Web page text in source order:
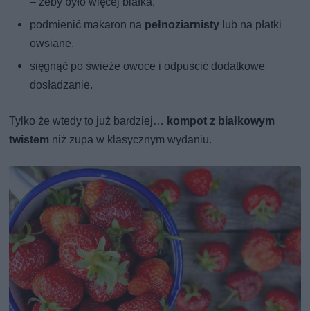
podmienić makaron na pełnoziarnisty lub na płatki
owsiane,
sięgnąć po świeże owoce i odpuścić dodatkowe
dosładzanie.
Tylko że wtedy to już bardziej… kompot z białkowym
twistem niż zupa w klasycznym wydaniu.